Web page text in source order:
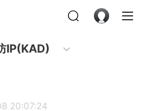
IP(KAD)
20:07:24